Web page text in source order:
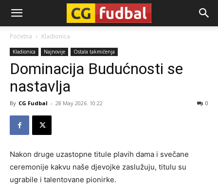
CG-
Fudbal
Početna Kladionica
Kladionica Najnovije Ostala takmičenja
Dominacija Budućnosti se
nastavlja
By CG Fudbal - 28 May 2026. 10:22 0
Nakon druge uzastopne titule plavih dama i svečane
ceremonije kakvu naše djevojke zaslužuju, titulu su
ugrabile i talentovane pionirke.